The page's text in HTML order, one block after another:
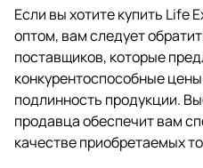
Если вы хотите купить Life
оптом, вам следует
поставщиков, которые
конкурентоспособные
подлинность продукции.
продавца обеспечит вам
качестве приобретаемых